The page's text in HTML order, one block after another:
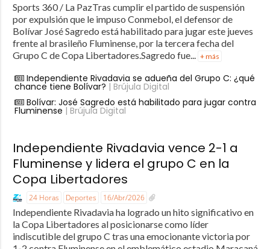
Sports 360 / La PazTras cumplir el partido de suspensión
por expulsión que le impuso Conmebol, el defensor de
Bolívar José Sagredo está habilitado para jugar este jueves
frente al brasileño Fluminense, por la tercera fecha del
Grupo C de Copa Libertadores.Sagredo fue... + más
Independiente Rivadavia se adueña del Grupo C: ¿qué
chance tiene Bolívar? | Brújula Digital
Bolívar: José Sagredo está habilitado para jugar contra
Fluminense | Brújula Digital
Independiente Rivadavia vence 2-1 a
Fluminense y lidera el grupo C en la
Copa Libertadores
24 Horas Deportes 16/Abr/2026
Independiente Rivadavia ha logrado un hito significativo en
la Copa Libertadores al posicionarse como líder
indiscutible del grupo C tras una emocionante victoria por